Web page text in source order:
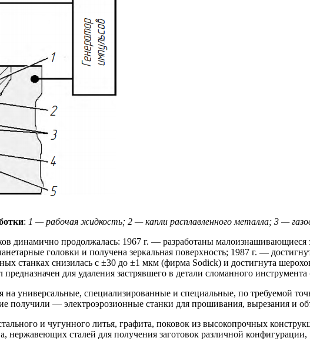
: 1 — рабочая жидкость; 2 — капли расплавленного металла; 3 —
динамично продолжалась: 1967 г. — разработаны
головки и получена зеркальная поверхность; 1987 г. —
станках снизилась с ±30 до ±1 мкм (фирма Sodick) и достигнута
для удаления застрявшего в детали сломанного инструмента
на универсальные, специализированные и специальные, по требуемой
получили — электроэрозионные станки для прошивания, вырезания и
и чугунного литья, графита, поковок из высокопрочных
нержавеющих сталей для получения заготовок различной